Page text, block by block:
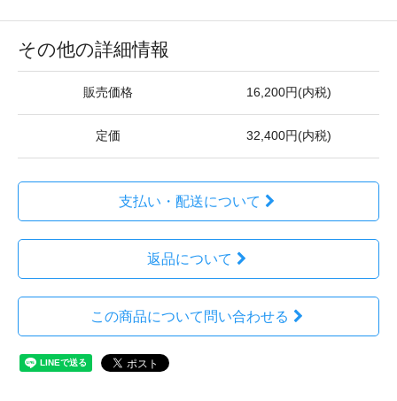
その他の詳細情報
販売価格 16,200円(内税)
定価 32,400円(内税)
支払い・配送について
返品について
この商品について問い合わせる